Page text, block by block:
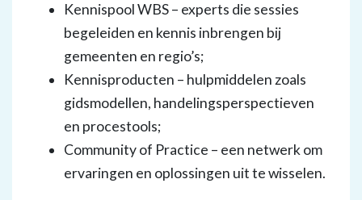
Kennispool WBS – experts die sessies
begeleiden en kennis inbrengen bij
gemeenten en regio’s;
Kennisproducten – hulpmiddelen zoals
gidsmodellen, handelingsperspectieven
en procestools;
Community of Practice – een netwerk om
ervaringen en oplossingen uit te wisselen.